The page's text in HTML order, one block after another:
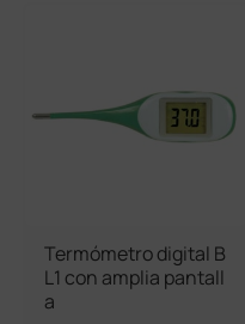
Termómetro digital B
L1 con amplia pantall
a